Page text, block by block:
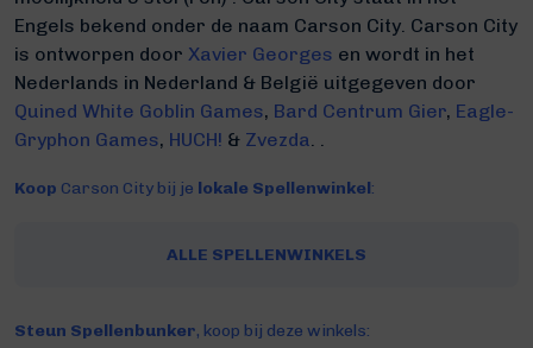
Engels bekend onder de naam Carson City. Carson City
is ontworpen door Xavier Georges en wordt in het
Nederlands in Nederland & België uitgegeven door
Quined White Goblin Games, Bard Centrum Gier, Eagle-
Gryphon Games, HUCH! & Zvezda. .
Koop Carson City bij je lokale Spellenwinkel:
ALLE SPELLENWINKELS
Steun Spellenbunker, koop bij deze winkels: